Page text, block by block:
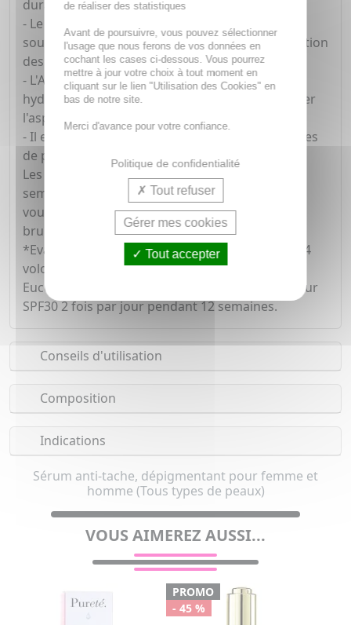
durablement votre peau :
- Le Thiamidol, actif unique et breveté, agit à la
source de l'hyperpigmentation, pour une réduction
des taches brunes vraiment efficace.
- L'Acide Hyaluronique concentré aux propriétés
hydratantes retient l'eau et contribue à améliorer
l'aspect de la peau.
- Il est garanti haute tolérance pour tous les types
de peau.
Les premiers résultats sont visibles dès 2
semaines*. Avec son format en flacon de 30 ml,
vous disposez d'un soin complet anti-taches
brunes.
*Evaluation clinique pendant 12 semaines sur 34
volontaires, application conjointe des soins
Eucerin® Anti-Pigment Sérum Duo et Soin de Jour
SPF30 2 fois par jour pendant 12 semaines.
Conseils d'utilisation
Composition
Indications
Sérum anti-tache, dépigmentant pour femme et
homme (Tous types de peaux)
VOUS AIMEREZ AUSSI...
PROMO
- 45 %
de réaliser des statistiques
Avant de poursuivre, vous pouvez sélectionner
l'usage que nous ferons de vos données en
cochant les cases ci-dessous. Vous pourrez
mettre à jour votre choix à tout moment en
cliquant sur le lien "Utilisation des Cookies" en
bas de notre site.
Merci d'avance pour votre confiance.
Politique de confidentialité
Tout refuser
Gérer mes cookies
Tout accepter